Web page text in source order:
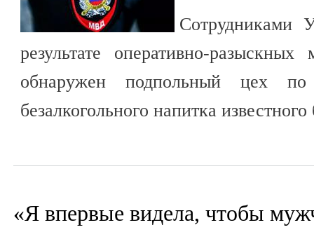
результате оперативно-
обнаружен подпольный цех по
безалкогольного напитка
«Я впервые видела, чтобы